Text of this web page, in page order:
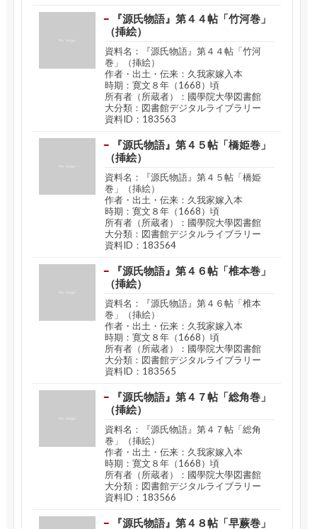
『源氏物語』第４４帖「竹河巻」
（挿絵）
資料名：『源氏物語』第４４帖「竹河
巻」（挿絵）
作者・出土・伝来：久我家嫁入本
時期：寛文８年（1668）頃
所有者（所蔵者）：國學院大學図書館
大分類：図書館デジタルライブラリー
資料ID：183563
『源氏物語』第４５帖「橋姫巻」
（挿絵）
資料名：『源氏物語』第４５帖「橋姫
巻」（挿絵）
作者・出土・伝来：久我家嫁入本
時期：寛文８年（1668）頃
所有者（所蔵者）：國學院大學図書館
大分類：図書館デジタルライブラリー
資料ID：183564
『源氏物語』第４６帖「椎本巻」
（挿絵）
資料名：『源氏物語』第４６帖「椎本
巻」（挿絵）
作者・出土・伝来：久我家嫁入本
時期：寛文８年（1668）頃
所有者（所蔵者）：國學院大學図書館
大分類：図書館デジタルライブラリー
資料ID：183565
『源氏物語』第４７帖「総角巻」
（挿絵）
資料名：『源氏物語』第４７帖「総角
巻」（挿絵）
作者・出土・伝来：久我家嫁入本
時期：寛文８年（1668）頃
所有者（所蔵者）：國學院大學図書館
大分類：図書館デジタルライブラリー
資料ID：183566
『源氏物語』第４８帖「早蕨巻」